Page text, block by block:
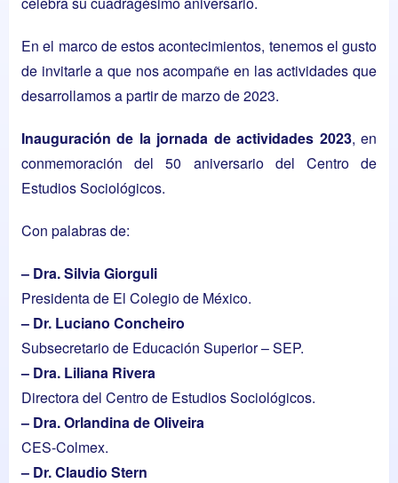
En el marco de estos acontecimientos, tenemos el gusto
de invitarle a que nos acompañe en las actividades que
desarrollamos a partir de marzo de 2023.
Inauguración de la jornada de actividades 2023, en
conmemoración del 50 aniversario del Centro de
Estudios Sociológicos.
Con palabras de:
– Dra. Silvia Giorguli
Presidenta de El Colegio de México.
– Dr. Luciano Concheiro
Subsecretario de Educación Superior – SEP.
– Dra. Liliana Rivera
Directora del Centro de Estudios Sociológicos.
– Dra. Orlandina de Oliveira
CES-Colmex.
– Dr. Claudio Stern